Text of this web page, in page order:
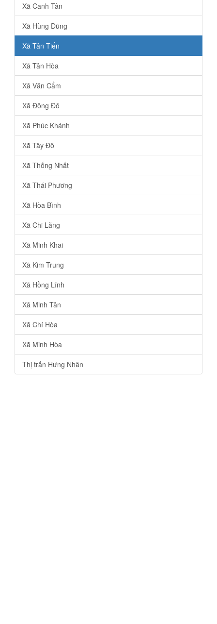
Xã Canh Tân
Xã Hùng Dũng
Xã Tân Tiến
Xã Tân Hòa
Xã Văn Cẩm
Xã Đông Đô
Xã Phúc Khánh
Xã Tây Đô
Xã Thống Nhất
Xã Thái Phương
Xã Hòa Bình
Xã Chi Lăng
Xã Minh Khai
Xã Kim Trung
Xã Hồng Lĩnh
Xã Minh Tân
Xã Chí Hòa
Xã Minh Hòa
Thị trấn Hưng Nhân